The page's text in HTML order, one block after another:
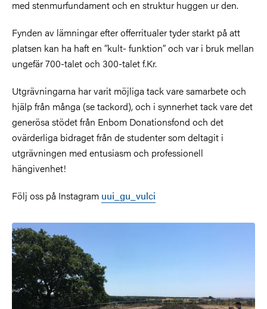
med stenmurfundament och en struktur huggen ur den.
Fynden av lämningar efter offerritualer tyder starkt på att
platsen kan ha haft en ”kult- funktion” och var i bruk mellan
ungefär 700-talet och 300-talet f.Kr.
Utgrävningarna har varit möjliga tack vare samarbete och
hjälp från många (se tackord), och i synnerhet tack vare det
generösa stödet från Enbom Donationsfond och det
ovärderliga bidraget från de studenter som deltagit i
utgrävningen med entusiasm och professionell
hängivenhet!
Följ oss på Instagram uui_gu_vulci
Bild